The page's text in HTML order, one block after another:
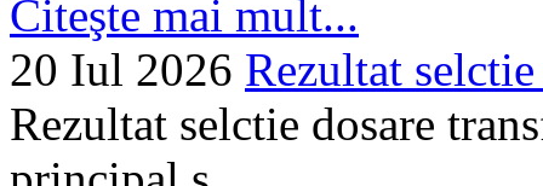
Citeşte mai mult...
20 Iul 2026 Rezultat
Rezultat selctie dosare